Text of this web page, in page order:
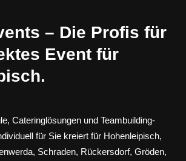
– Die Profis für
Event für
Cateringlösungen und Teambuilding-
für Sie kreiert für Hohenleipisch,
Schraden, Rückersdorf, Gröden,